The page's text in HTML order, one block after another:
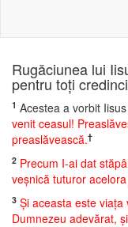
Rugăciunea lui
pentru toţi
1 Acestea a vorbit
venit ceasul!
preaslăvească.†
2 Precum I-ai dat
veşnică tuturor
3 Şi aceasta este
Dumnezeu adevărat,